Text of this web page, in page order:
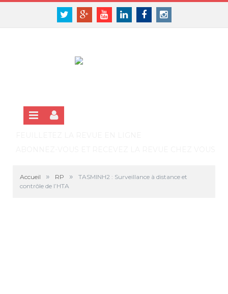
Panneau de gestion des cookies
TwitterGoogle+YoutubeLinkedinFacebookInstagram
SE CONNECTER
Accueil » RP »
TASMINH2 : Surveillance à distance et
contrôle de l’HTA